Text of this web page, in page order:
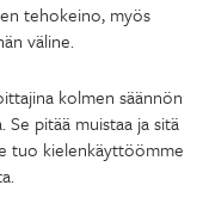
tehokeino, myös
väline.
kolmen säännön
pitää muistaa ja sitä
tuo kielenkäyttöömme